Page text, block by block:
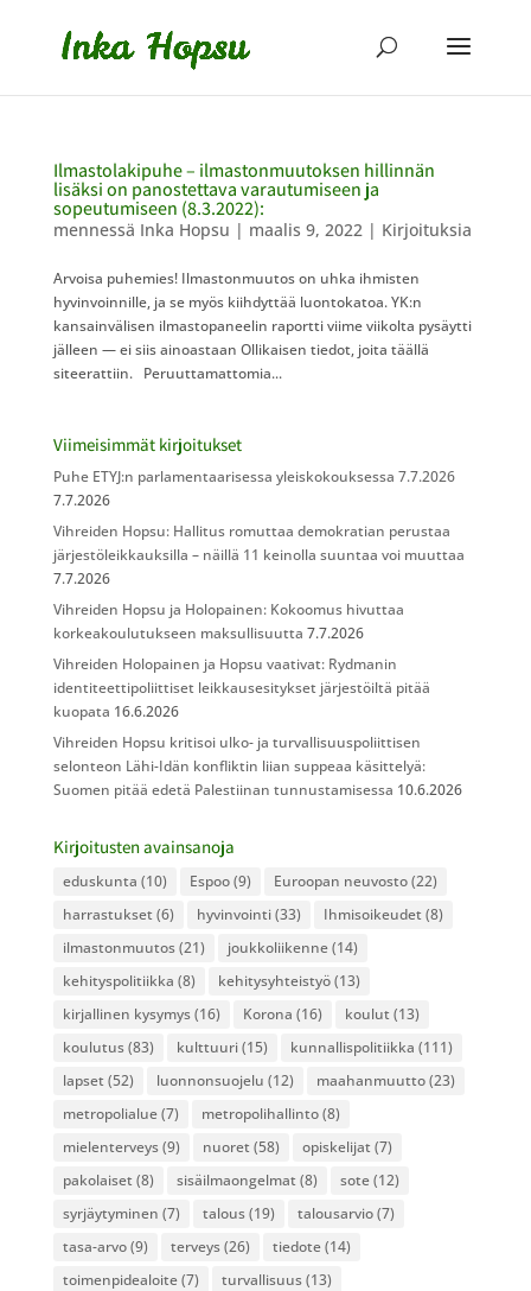
Ilmastolakipuhe – ilmastonmuutoksen hillinnän
lisäksi on panostettava varautumiseen ja
sopeutumiseen (8.3.2022):
mennessä Inka Hopsu | maalis 9, 2022| Kirjoituksia
Arvoisa puhemies! Ilmastonmuutos on uhka ihmisten
hyvinvoinnille, ja se myös kiihdyttää luontokatoa. YK:n
kansainvälisen ilmastopaneelin raportti viime viikolta pysäytti
jälleen — ei siis ainoastaan Ollikaisen tiedot, joita täällä
siteerattiin. Peruuttamattomia...
Viimeisimmät kirjoitukset
Puhe ETYJ:n parlamentaarisessa yleiskokouksessa 7.7.2026
7.7.2026
Vihreiden Hopsu: Hallitus romuttaa demokratian perustaa
järjestöleikkauksilla – näillä 11 keinolla suuntaa voi muuttaa
7.7.2026
Vihreiden Hopsu ja Holopainen: Kokoomus hivuttaa
korkeakoulutukseen maksullisuutta 7.7.2026
Vihreiden Holopainen ja Hopsu vaativat: Rydmanin
identiteettipoliittiset leikkausesitykset järjestöiltä pitää
kuopata 16.6.2026
Vihreiden Hopsu kritisoi ulko- ja turvallisuuspoliittisen
selonteon Lähi-Idän konfliktin liian suppeaa käsittelyä:
Suomen pitää edetä Palestiinan tunnustamisessa 10.6.2026
Kirjoitusten avainsanoja
eduskunta (10) Espoo(9) Euroopan neuvosto(22)
harrastukset (6) hyvinvointi(33) Ihmisoikeudet (8)
ilmastonmuutos(21) joukkoliikenne(14)
kehityspolitiikka (8) kehitysyhteistyö(13)
kirjallinen kysymys(16) Korona (16) koulut (13)
koulutus(83) kulttuuri(15) kunnallispolitiikka (111)
lapset (52) luonnonsuojelu (12) maahanmuutto(23)
metropolialue(7) metropolihallinto(8)
mielenterveys(9) nuoret (58) opiskelijat (7)
pakolaiset (8) sisäilmaongelmat (8) sote(12)
syrjäytyminen (7) talous(19) talousarvio(7)
tasa-arvo(9) terveys(26) tiedote(14)
toimenpidealoite(7) turvallisuus(13)